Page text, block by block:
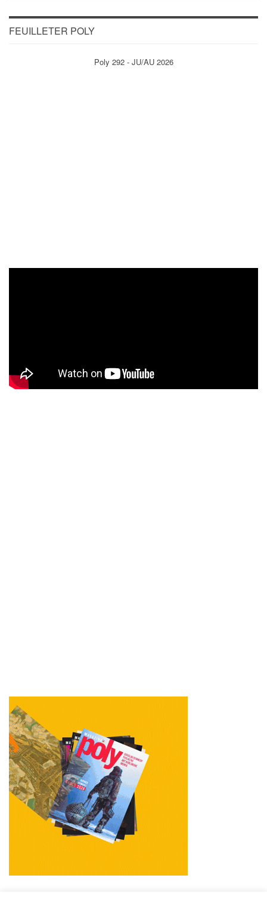
FEUILLETER POLY
Poly 292 - JU/AU 2026